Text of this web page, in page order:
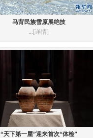
马背民族雪原展绝技
... [详情]
“天下第一屋”迎来首次“体检”